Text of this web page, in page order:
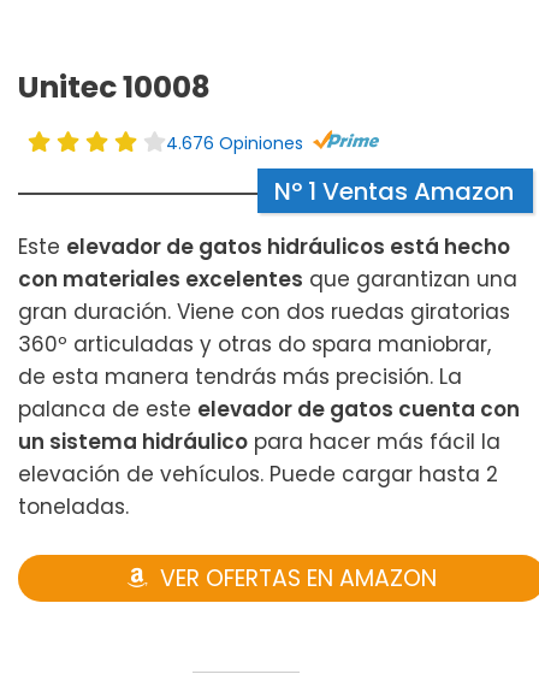
Unitec 10008
4.676 Opiniones
Nº 1 Ventas Amazon
Este elevador de gatos hidráulicos está hecho
con materiales excelentes que garantizan una
gran duración. Viene con dos ruedas giratorias
360º articuladas y otras do spara maniobrar,
de esta manera tendrás más precisión. La
palanca de este elevador de gatos cuenta con
un sistema hidráulico para hacer más fácil la
elevación de vehículos. Puede cargar hasta 2
toneladas.
VER OFERTAS EN AMAZON